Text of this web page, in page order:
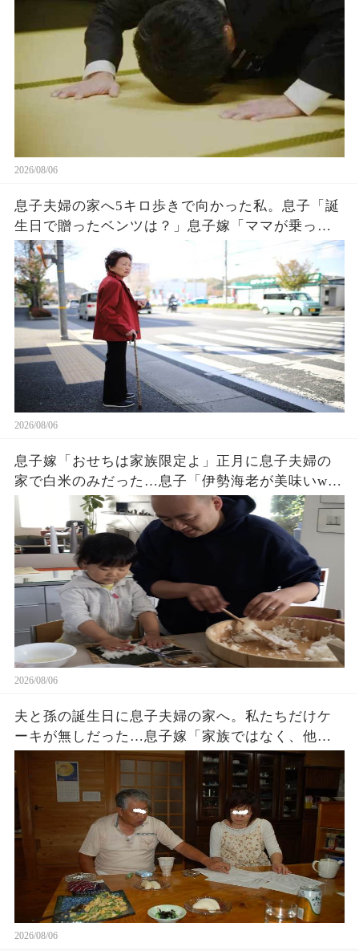
ブルが起きたw
2026/08/06
息子夫婦の家へ5キロ歩きで向かった私。息子「誕
生日で贈ったベンツは？」息子嫁「ママが乗って
るわ！お義母さんは若いから不要でしょw」息子
「はぁ…そうか…」→1週間後、息子嫁は青ざめ地
獄へw
2026/08/06
息子嫁「おせちは家族限定よ」正月に息子夫婦の
家で白米のみだった…息子「伊勢海老が美味いw」
夫「家に戻ろう」私「はい」→翌日、息子夫婦か
ら300件の鬼電が…w
2026/08/06
夫と孫の誕生日に息子夫婦の家へ。私たちだけケ
ーキが無しだった…息子嫁「家族ではなく、他人
でしょ？w」夫「家に戻ろう…」私「そうね…」→
翌日､血相を変えた息子嫁から鬼電が…
2026/08/06